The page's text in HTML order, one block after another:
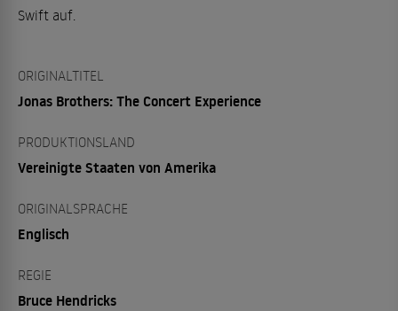
Swift auf.
ORIGINALTITEL
Jonas Brothers: The Concert Experience
PRODUKTIONSLAND
Vereinigte Staaten von Amerika
ORIGINALSPRACHE
Englisch
REGIE
Bruce Hendricks